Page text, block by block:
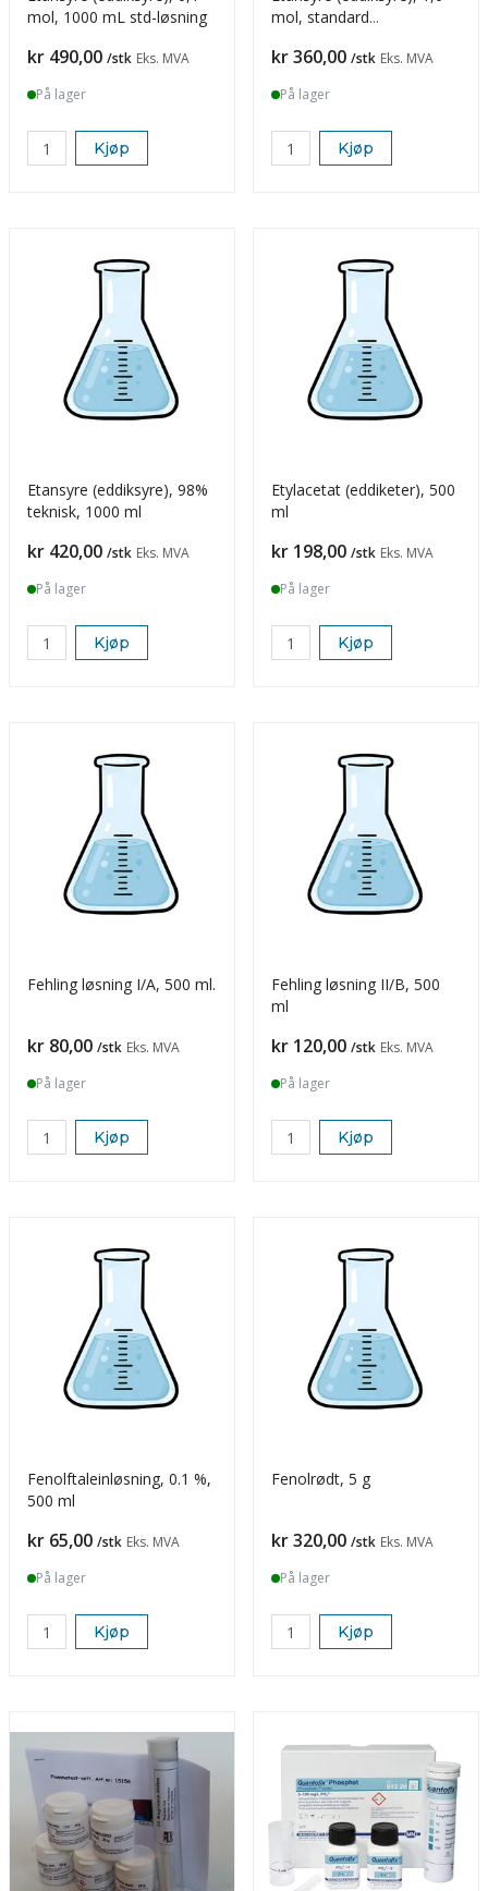
mol, 1000 mL std-løsning
Pris
kr 490,00 /stk Eks. MVA
På lager
Kjøp
mol, standard
Pris
kr 360,00 /stk Eks. MVA
På lager
Kjøp
Etansyre (eddiksyre), 98%
teknisk, 1000 ml
Pris
kr 420,00 /stk Eks. MVA
På lager
Kjøp
Etylacetat (eddiketer), 500
ml
Pris
kr 198,00 /stk Eks. MVA
På lager
Kjøp
Fehling løsning I/A, 500 ml.
Pris
kr 80,00 /stk Eks. MVA
På lager
Kjøp
Fehling løsning II/B, 500
ml
Pris
kr 120,00 /stk Eks. MVA
På lager
Kjøp
Fenolftaleinløsning, 0.1 %,
500 ml
Pris
kr 65,00 /stk Eks. MVA
På lager
Kjøp
Fenolrødt, 5 g
Pris
kr 320,00 /stk Eks. MVA
På lager
Kjøp